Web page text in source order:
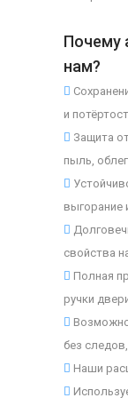
Почему
нам?
и
Защита
пыль,
выгорание
свойства
Полная
ручки
без
Наши